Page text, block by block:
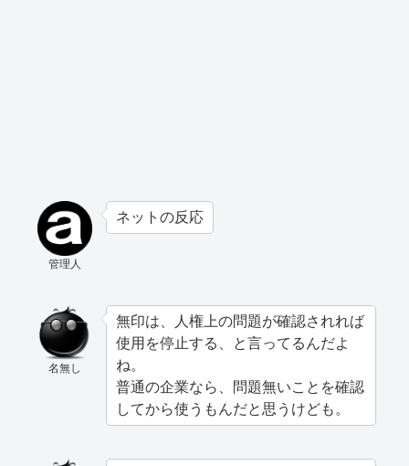
管理人
ネットの反応
名無し
無印は、人権上の問題が確認されれば
使用を停止する、と言ってるんだよ
ね。
普通の企業なら、問題無いことを確認
してから使うもんだと思うけども。